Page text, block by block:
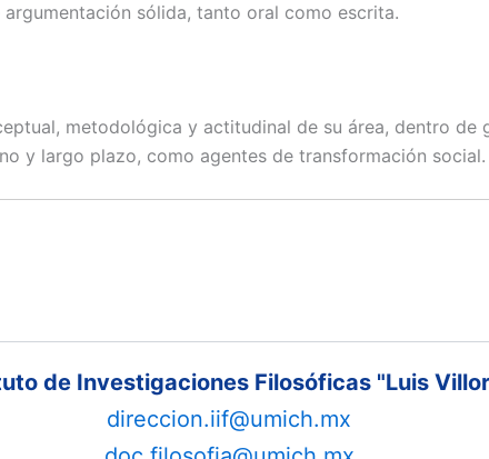
sólida, tanto oral como escrita.
metodológica y actitudinal de su área, dentro
y largo plazo, como agentes de transformación social.
de Investigaciones Filosóficas "Luis
direccion.iif@umich.mx